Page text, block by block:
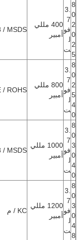
8
0
2
0
2
5
3.
7
فو
ل
ت
400 مللي
أمبير
/ MSDS
8
0
2
5
4
0
3.
7
فو
ل
ت
800 مللي
أمبير
/ ROHS
8
0
3
0
4
0
3.
7
فو
ل
ت
1000 مللي
أمبير
/ MSDS
8
0
3
0
4
8
3.
7
فو
ل
ت
1200 مللي
أمبير
KC / م